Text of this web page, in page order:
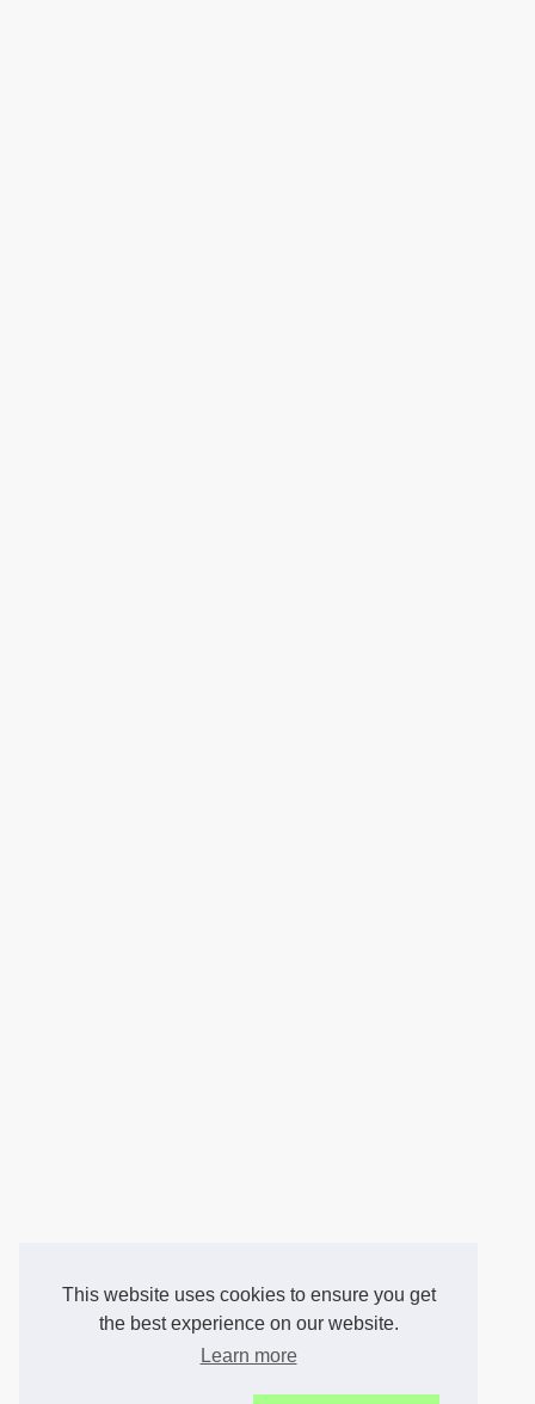
This website uses cookies to ensure you get
the best experience on our website.
Learn more